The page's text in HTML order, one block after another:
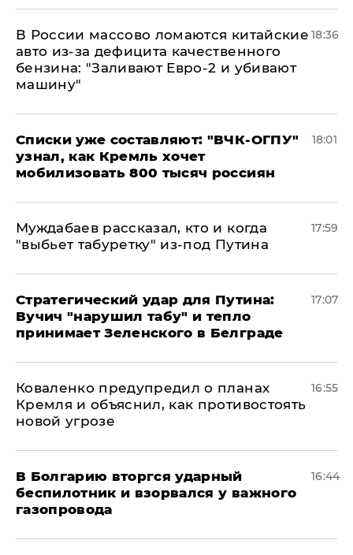
В России массово ломаются китайские
авто из-за дефицита качественного
бензина: "Заливают Евро-2 и убивают
машину"
18:36
Списки уже составляют: "ВЧК-ОГПУ"
узнал, как Кремль хочет
мобилизовать 800 тысяч россиян
18:01
Муждабаев рассказал, кто и когда
"выбьет табуретку" из-под Путина
17:59
Стратегический удар для Путина:
Вучич "нарушил табу" и тепло
принимает Зеленского в Белграде
17:07
Коваленко предупредил о планах
Кремля и объяснил, как противостоять
новой угрозе
16:55
В Болгарию вторгся ударный
беспилотник и взорвался у важного
газопровода
16:44